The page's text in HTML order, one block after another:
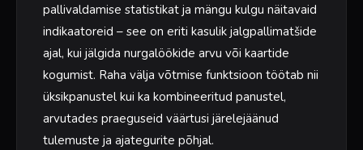
pallivaldamise statistikat ja mängu kulgu näitavaid
indikaatoreid – see on eriti kasulik jalgpallimatšide
ajal, kui jälgida nurgalöökide arvu või kaartide
kogumist. Raha välja võtmise funktsioon töötab nii
üksikpanustel kui ka kombineeritud panustel,
arvutades praeguseid väärtusi järelejäänud
tulemuste ja ajategurite põhjal.